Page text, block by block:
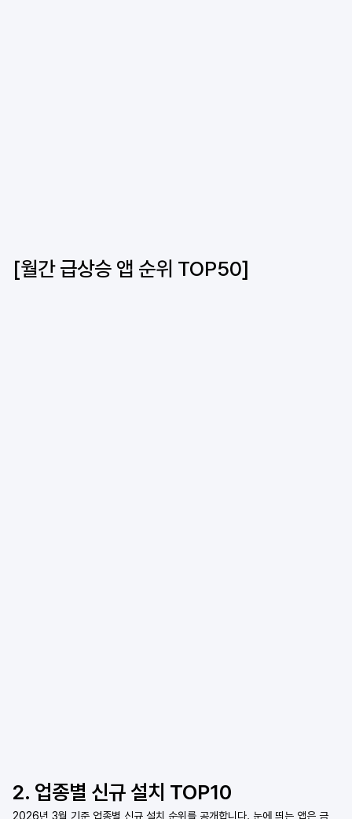
[월간 급상승 앱 순위 TOP50]
2. 업종별 신규 설치 TOP10
2026년 3월 기준 업종별 신규 설치 순위를 공개합니다. 눈에 띄는 앱은 금